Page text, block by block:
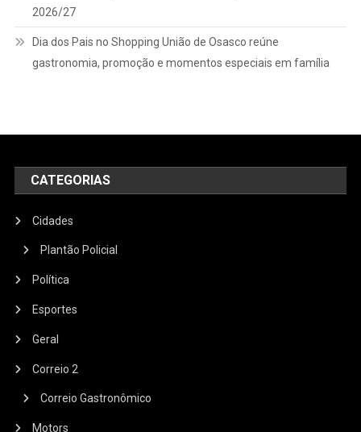
2026/27
Dia dos Pais no Shopping União de Osasco reúne
gastronomia, promoção e momentos especiais em família
CATEGORIAS
Cidades
Plantão Policial
Política
Esportes
Geral
Correio 2
Correio Gastronômico
Motors